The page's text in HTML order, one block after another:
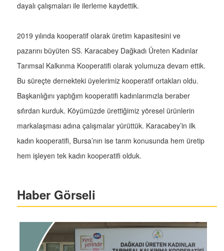
dayalı çalışmaları ile ilerleme kaydettik.
2019 yılında kooperatif olarak üretim kapasitesini ve
pazarını büyüten SS. Karacabey Dağkadı Üreten Kadınlar
Tarımsal Kalkınma Kooperatifi olarak yolumuza devam ettik.
Bu süreçte dernekteki üyelerimiz kooperatif ortakları oldu.
Başkanlığını yaptığım kooperatifi kadınlarımızla beraber
sıfırdan kurduk. Köyümüzde ürettiğimiz yöresel ürünlerin
markalaşması adına çalışmalar yürüttük. Karacabey’in ilk
kadın kooperatifi, Bursa’nın ise tarım konusunda hem üretip
hem işleyen tek kadın kooperatifi olduk.
Haber Görseli